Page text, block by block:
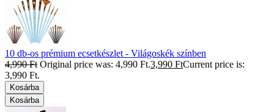
10 db-os prémium ecsetkészlet - Világoskék színben
4,990Ft Original price was: 4,990 Ft.3,990 FtCurrent price is:
3,990 Ft.
Kosárba
Kosárba